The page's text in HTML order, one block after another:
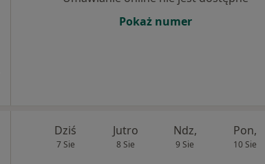
Pokaż numer
Dziś
7 Sie
Jutro
8 Sie
Ndz,
9 Sie
Pon,
10 Sie